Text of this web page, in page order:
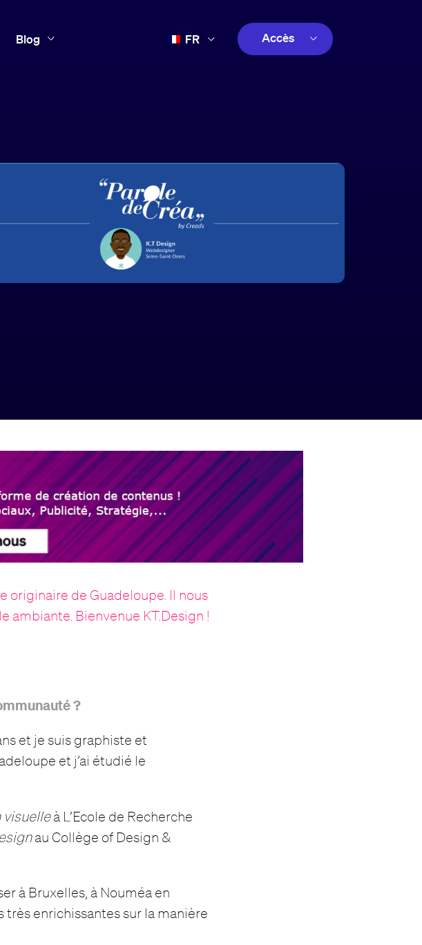
Blog FR Accès
originaire de Guadeloupe. Il nous
ambiante. Bienvenue KT.Design !
?
et je suis graphiste et
et j’ai étudié le
visuelleà L’Ecole de Recherche
au Collège of Design &
à Bruxelles, à Nouméa en
enrichissantes sur la manière